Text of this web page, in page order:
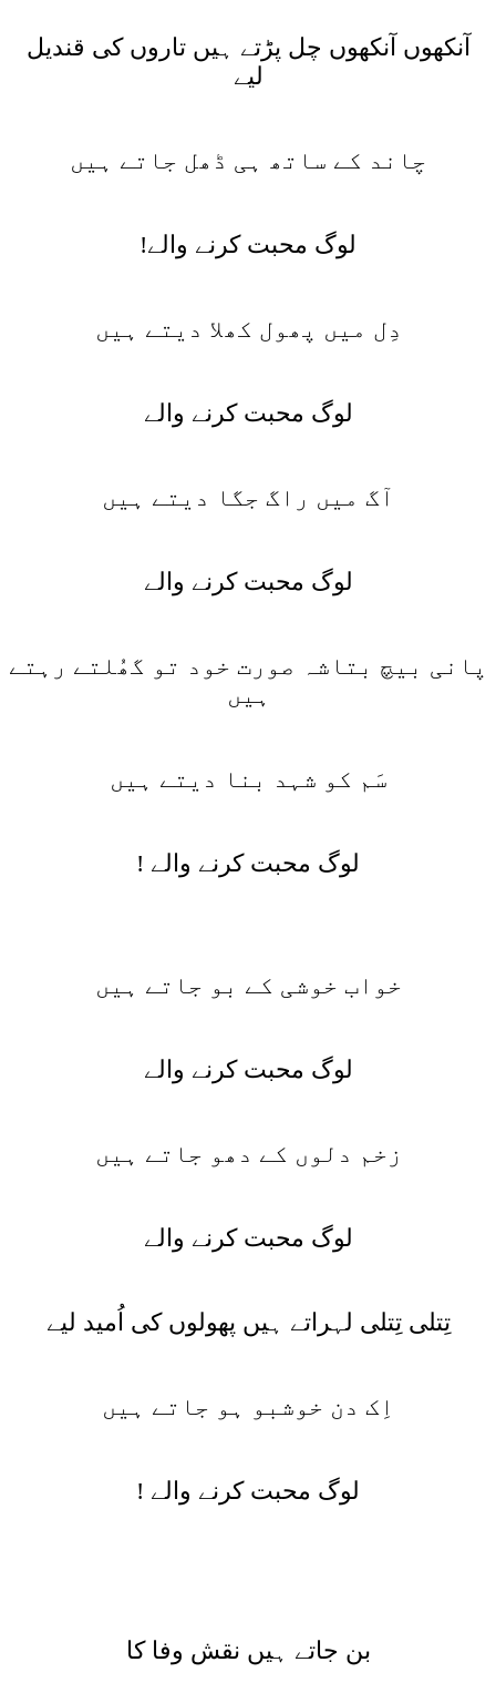
آنکھوں آنکھوں چل پڑتے ہیں تاروں کی قندیل
لیے
چاند کے ساتھ ہی ڈھل جاتے ہیں
لوگ محبت کرنے والے!
دِل میں پھول کھلا دیتے ہیں
لوگ محبت کرنے والے
آگ میں راگ جگا دیتے ہیں
لوگ محبت کرنے والے
پانی بیچ بتاشہ صورت خود تو گھُلتے رہتے
ہیں
سَم کو شہد بنا دیتے ہیں
لوگ محبت کرنے والے !
خواب خوشی کے بو جاتے ہیں
لوگ محبت کرنے والے
زخم دلوں کے دھو جاتے ہیں
لوگ محبت کرنے والے
تِتلی تِتلی لہراتے ہیں پھولوں کی اُمید لیے
اِک دن خوشبو ہو جاتے ہیں
لوگ محبت کرنے والے !
بن جاتے ہیں نقش وفا کا